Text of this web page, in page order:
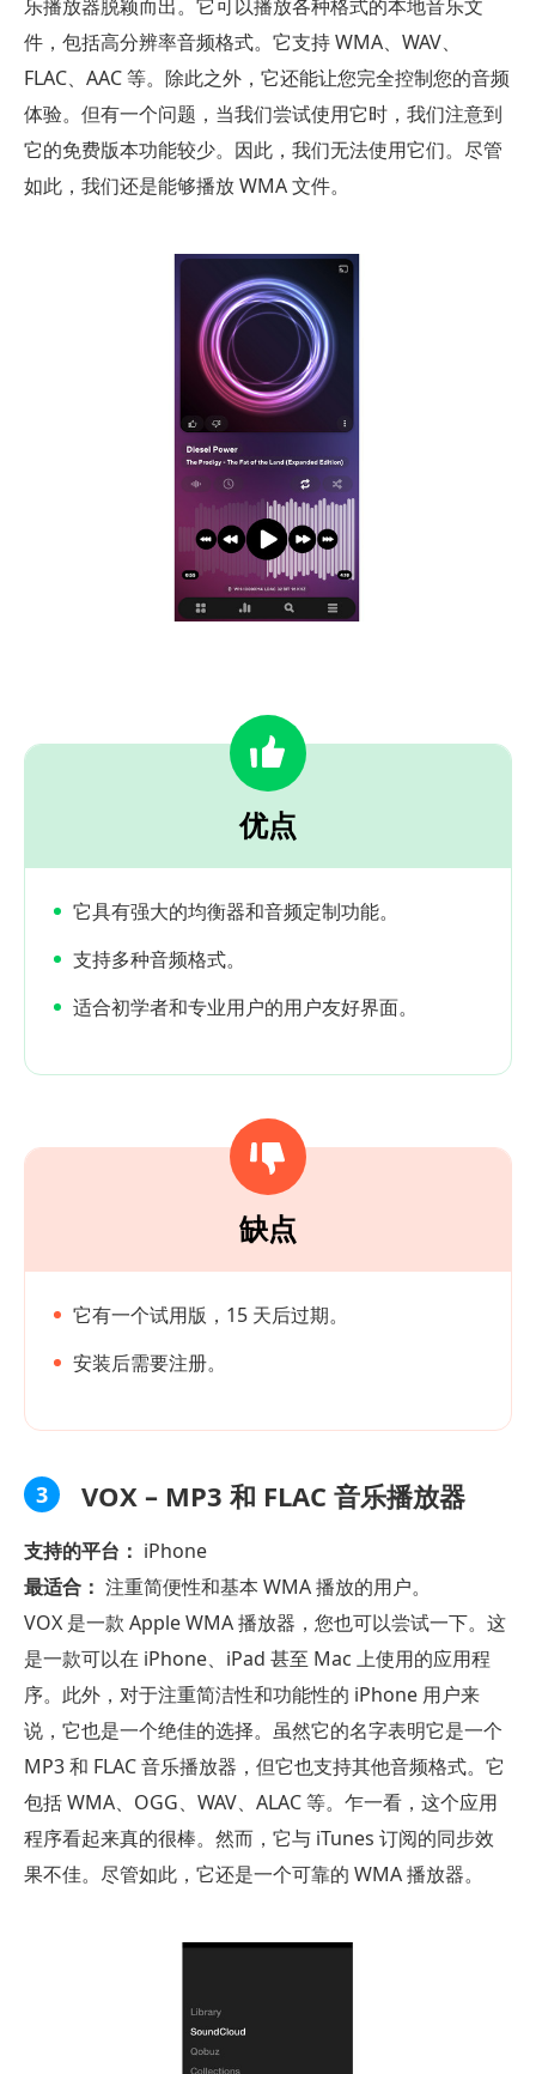
乐播放器脱颖而出。它可以播放各种格式的本地音乐文
件，包括高分辨率音频格式。它支持 WMA、WAV、
FLAC、AAC 等。除此之外，它还能让您完全控制您的音频
体验。但有一个问题，当我们尝试使用它时，我们注意到
它的免费版本功能较少。因此，我们无法使用它们。尽管
如此，我们还是能够播放 WMA 文件。
优点
它具有强大的均衡器和音频定制功能。
支持多种音频格式。
适合初学者和专业用户的用户友好界面。
缺点
它有一个试用版，15 天后过期。
安装后需要注册。
3 VOX – MP3 和 FLAC 音乐播放器
支持的平台： iPhone
最适合： 注重简便性和基本 WMA 播放的用户。
VOX 是一款 Apple WMA 播放器，您也可以尝试一下。这
是一款可以在 iPhone、iPad 甚至 Mac 上使用的应用程
序。此外，对于注重简洁性和功能性的 iPhone 用户来
说，它也是一个绝佳的选择。虽然它的名字表明它是一个
MP3 和 FLAC 音乐播放器，但它也支持其他音频格式。它
包括 WMA、OGG、WAV、ALAC 等。乍一看，这个应用
程序看起来真的很棒。然而，它与 iTunes 订阅的同步效
果不佳。尽管如此，它还是一个可靠的 WMA 播放器。